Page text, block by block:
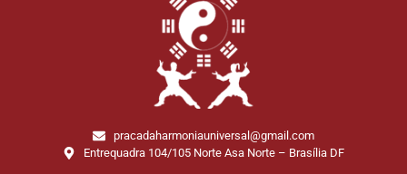
pracadaharmoniauniversal@gmail.com
Entrequadra 104/105 Norte Asa Norte – Brasília DF